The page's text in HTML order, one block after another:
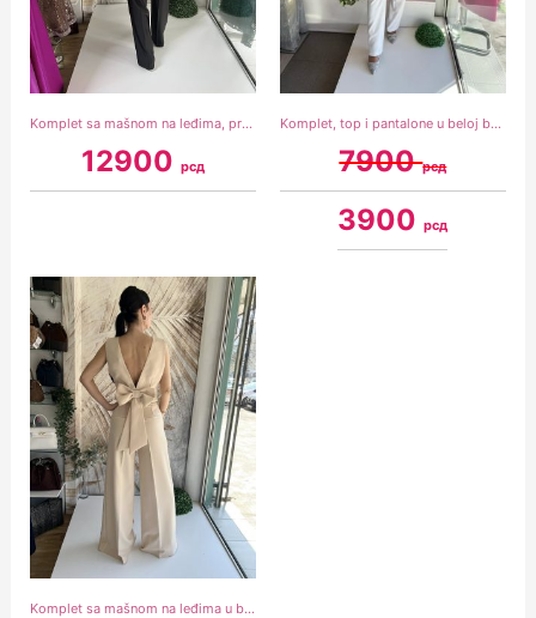
Komplet sa mašnom na leđima, prsluk i pantalone, crni
12900рсд
Komplet, top i pantalone u beloj boji
7900рсд
3900рсд
Komplet sa mašnom na leđima u bež boji